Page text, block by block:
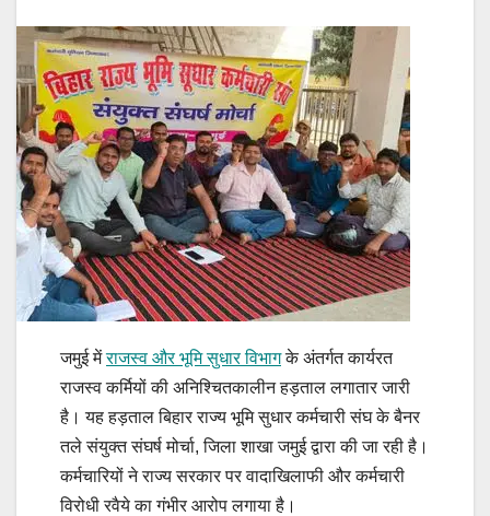
जमुई मेंराजस्व और भूमि सुधार विभागके अंतर्गत कार्यरत
राजस्व कर्मियों की अनिश्चितकालीन हड़ताल लगातार जारी
है। यह हड़ताल बिहार राज्य भूमि सुधार कर्मचारी संघ के बैनर
तले संयुक्त संघर्ष मोर्चा, जिला शाखा जमुई द्वारा की जा रही है।
कर्मचारियों ने राज्य सरकार पर वादाखिलाफी और कर्मचारी
विरोधी रवैये का गंभीर आरोप लगाया है।